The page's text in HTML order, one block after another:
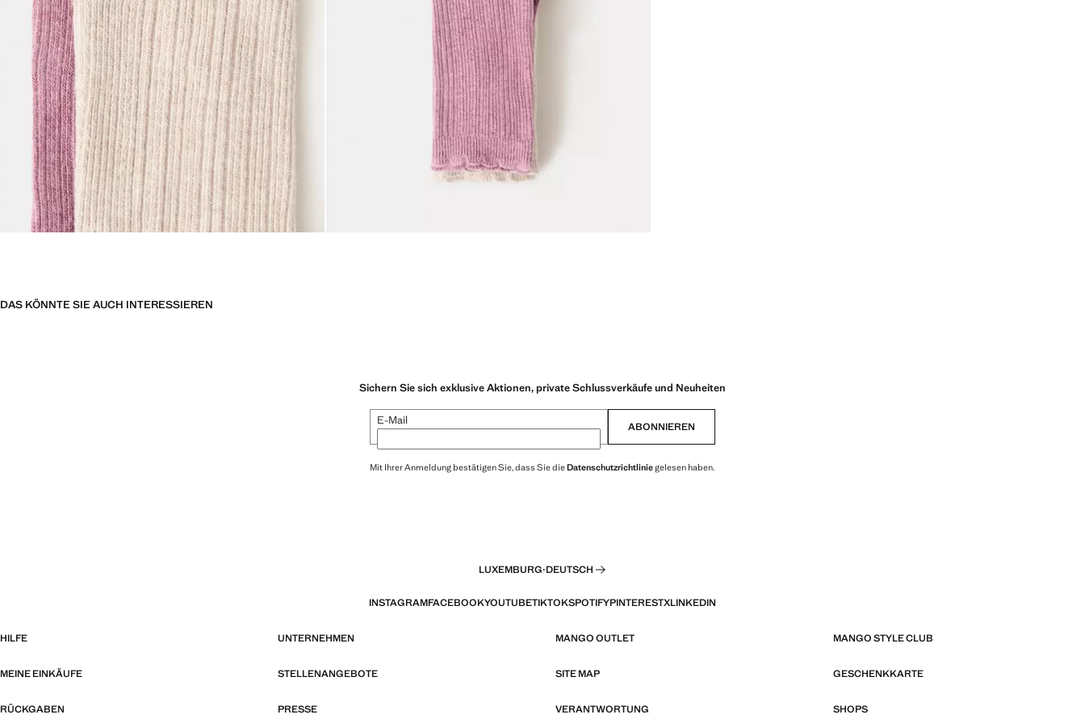
DAS KÖNNTE SIE AUCH INTERESSIEREN
Sichern Sie sich exklusive Aktionen, private Schlussverkäufe und Neuheiten
E-Mail ABONNIEREN
Mit Ihrer Anmeldung bestätigen Sie, dass Sie dieDatenschutzrichtliniegelesen haben.
LUXEMBURG·DEUTSCH
INSTAGRAMFACEBOOKYOUTUBETIKTOKSPOTIFYPINTERESTXLINKEDIN
HILFE UNTERNEHMEN MANGO OUTLET MANGO STYLE CLUB
MEINE EINKÄUFE STELLENANGEBOTE SITE MAP GESCHENKKARTE
RÜCKGABEN PRESSE VERANTWORTUNG SHOPS